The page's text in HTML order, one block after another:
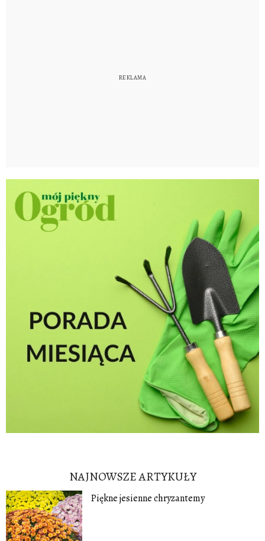
NAJNOWSZE ARTYKUŁY
Piękne jesienne chryzantemy